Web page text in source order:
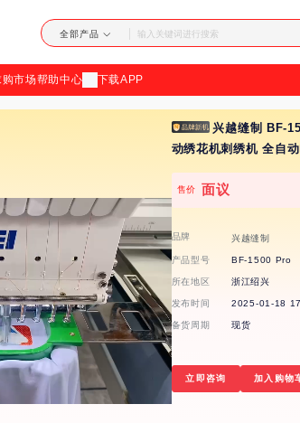
全部产品
购市场帮助中心
加
载
失
下载APP
兴越缝制 BF-
动绣花机刺绣机 全自
售价 面议
品牌 兴越缝制
产品型号 BF-1500 Pro
所在地区 浙江绍兴
发布时间 2025-01-18
备货周期 现货
立即咨询 加入购物